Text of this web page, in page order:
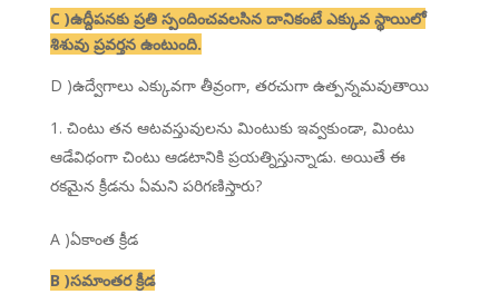
C )ఉద్దీపనకు ప్రతి స్పందించవలసిన దానికంటే ఎక్కువ స్థాయిలో
శిశువు ప్రవర్తన ఉంటుంది.
D )ఉద్వేగాలు ఎక్కువగా తీవ్రంగా, తరచుగా ఉత్పన్నమవుతాయి
చింటు తన ఆటవస్తువులను మింటుకు ఇవ్వకుండా, మింటు
ఆడేవిధంగా చింటు ఆడటానికి ప్రయత్నిస్తున్నాడు. అయితే ఈ
రకమైన క్రీడను ఏమని పరిగణిస్తారు?
A )ఏకాంత క్రీడ
B )సమాంతర క్రీడ